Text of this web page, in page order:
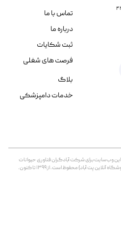
وب‌سايت برای شرکت آبادگران فناوری حیوانات
آنلاین پت آباد) محفوظ است. از ۱۳۹۹ تا کنون.
تماس با ما
درباره ما
ثبت شکایات
فرصت های شغلی
بلاگ
خدمات دامپزشکی